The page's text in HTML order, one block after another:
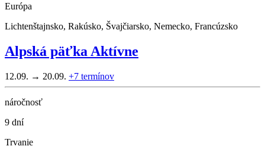
Európa
Lichtenštajnsko, Rakúsko, Švajčiarsko, Nemecko, Francúzsko
Alpská päťka Aktívne
12.09. → 20.09. +7 termínov
náročnosť
9 dní
Trvanie